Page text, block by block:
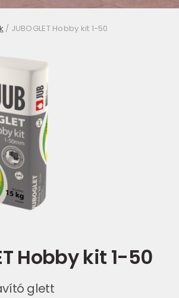
/ JUBOGLET Hobby kit 1-50
Hobby kit 1-50
glett